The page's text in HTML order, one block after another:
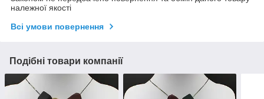
належної якості
Всі умови повернення
Подібні товари компанії